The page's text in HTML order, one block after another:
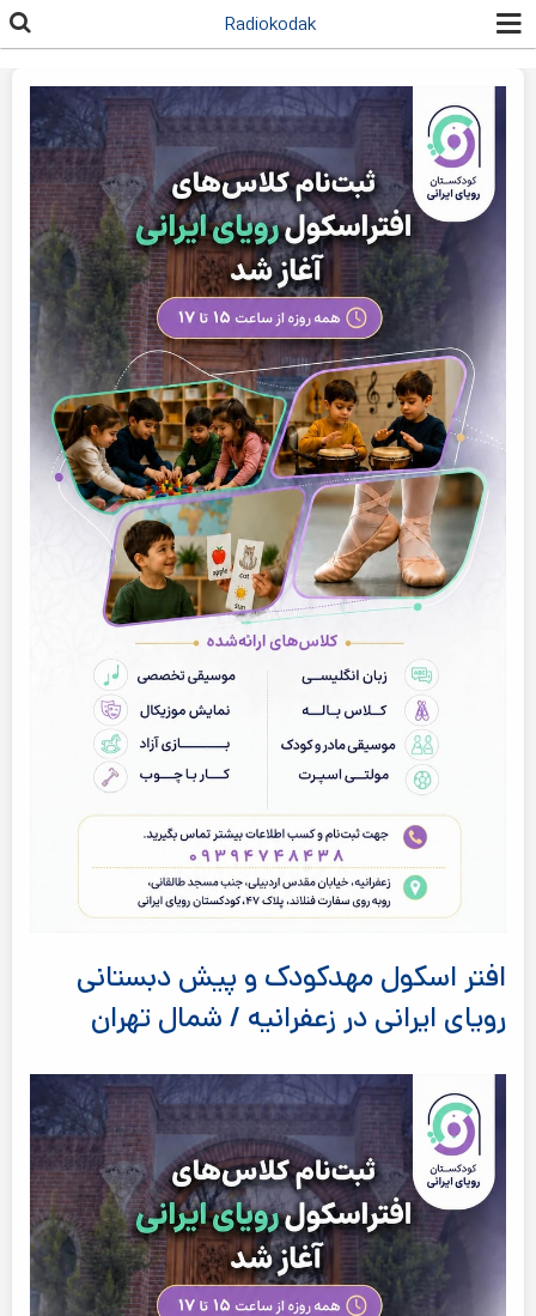
محتوای
Radiokodak
افتر اسکول مهدکودک و پیش دبستانی
رویای ایرانی در زعفرانیه / شمال تهران